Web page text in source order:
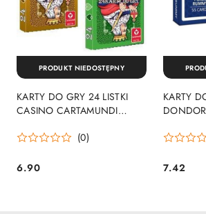
KARTY DO GRY 24 LISTKI
CASINO CARTAMUNDI
(0)
Cena:
6.90
PRODUKT NIEDOSTĘPNY
KARTY
Cena:
7.42